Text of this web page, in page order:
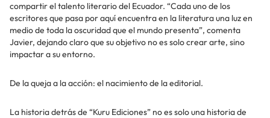
compartir el talento literario del Ecuador. “Cada uno de los
escritores que pasa por aquí encuentra en la literatura una luz en
medio de toda la oscuridad que el mundo presenta”, comenta
Javier, dejando claro que su objetivo no es solo crear arte, sino
impactar a su entorno.
De la queja a la acción: el nacimiento de la editorial.
La historia detrás de “Kuru Ediciones” no es solo una historia de